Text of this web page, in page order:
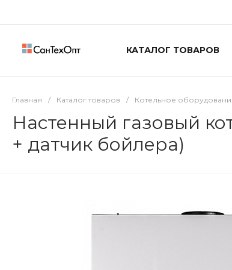
КАТАЛОГ ТОВАРОВ
Главная / Каталог товаров / Котельное
Настенный газовый
+ датчик бойлера)